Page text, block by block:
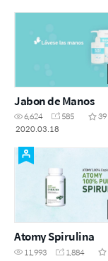
Jabon de Manos
6,624 585
39
2020.03.18
Atomy Spirulina
11,993 1,884